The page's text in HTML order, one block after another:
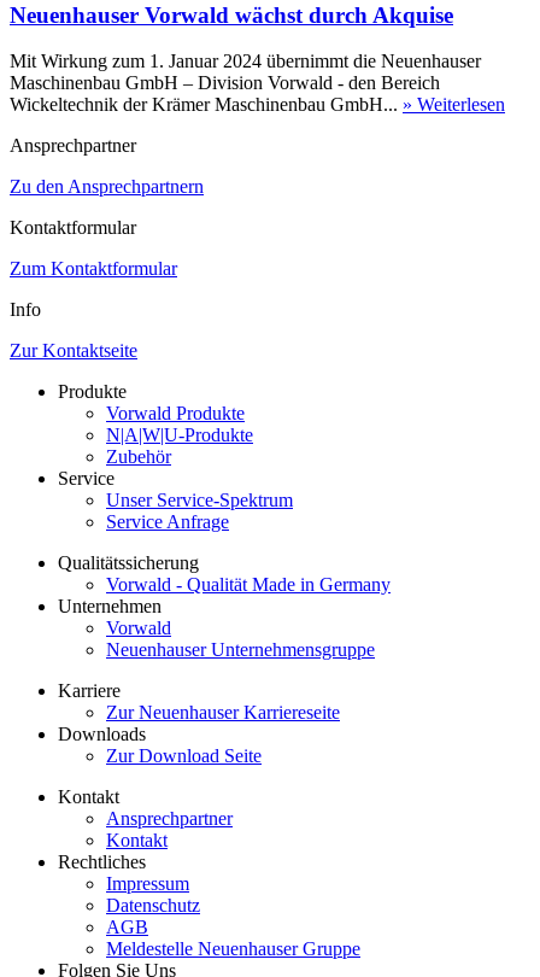
Neuenhauser Vorwald wächst durch Akquise
Mit Wirkung zum 1. Januar 2024 übernimmt die Neuenhauser
Maschinenbau GmbH – Division Vorwald - den Bereich
Wickeltechnik der Krämer Maschinenbau GmbH... » Weiterlesen
Ansprechpartner
Zu den Ansprechpartnern
Kontaktformular
Zum Kontaktformular
Info
Zur Kontaktseite
Produkte
Vorwald Produkte
N|A|W|U-Produkte
Zubehör
Service
Unser Service-Spektrum
Service Anfrage
Qualitätssicherung
Vorwald - Qualität Made in Germany
Unternehmen
Vorwald
Neuenhauser Unternehmensgruppe
Karriere
Zur Neuenhauser Karriereseite
Downloads
Zur Download Seite
Kontakt
Ansprechpartner
Kontakt
Rechtliches
Impressum
Datenschutz
AGB
Meldestelle Neuenhauser Gruppe
Folgen Sie Uns